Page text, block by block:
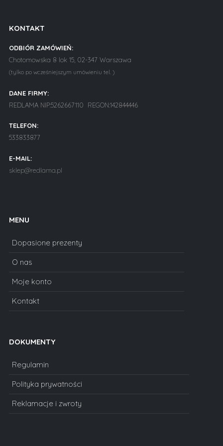
KONTAKT
ODBIÓR ZAMÓWIEŃ:
Chotomowska 8 lok 15, 02-347 Warszawa
(tylko po wcześniejszym umówieniu tel. )
DANE FIRMY:
REDLAMA NIP:5262667110 REGON:142844446
TELEFON:
533833877
E-MAIL:
sklep@redlama.pl
MENU
Dopasione prezenty
O nas
Moje konto
Kontakt
DOKUMENTY
Regulamin
Polityka prywatności
Reklamacje i zwroty